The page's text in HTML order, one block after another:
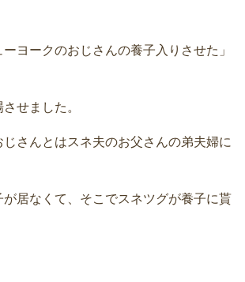
ヨークのおじさんの養子入りさせた」
せました。
さんとはスネ夫のお父さんの弟夫婦に
が居なくて、そこでスネツグが養子に貰